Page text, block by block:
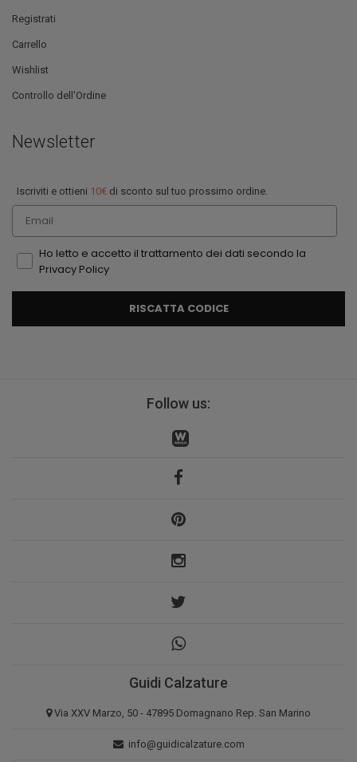
Registrati
Carrello
Wishlist
Controllo dell'Ordine
Newsletter
Iscriviti e ottieni 10€ di sconto sul tuo prossimo ordine.
Email
Ho letto e accetto il trattamento dei dati secondo la
Privacy Policy
RISCATTA CODICE
Follow us:
Guidi Calzature
Via XXV Marzo, 50 - 47895 Domagnano Rep. San Marino
info@guidicalzature.com